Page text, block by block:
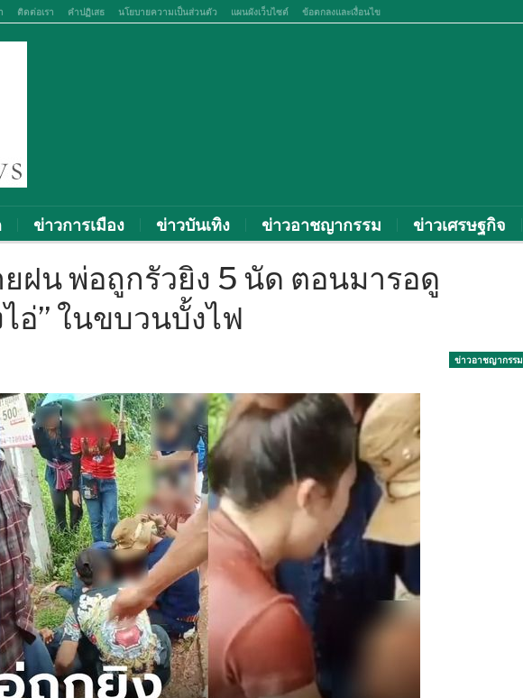
ติดต่อเรา คำปฏิเสธ นโยบายความเป็นส่วนตัว แผนผังเว็บไซต์ ข้อตกลงและเงื่อนไข
ข่าวการเมือง ข่าวบันเทิง ข่าวอาชญากรรม ข่าวเศรษฐกิจ
ฝน พ่อถูกรัวยิง 5 นัด ตอนมารอดู
อ่” ในขบวนบั้งไฟ
ข่าวอาชญากรรม